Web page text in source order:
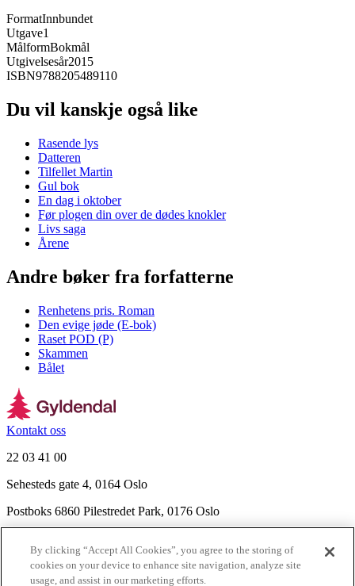
FormatInnbundet
Utgave1
MålformBokmål
Utgivelsesår2015
ISBN9788205489110
Du vil kanskje også like
Rasende lys
Datteren
Tilfellet Martin
Gul bok
En dag i oktober
Før plogen din over de dødes knokler
Livs saga
Årene
Andre bøker fra forfatterne
Renhetens pris. Roman
Den evige jøde (E-bok)
Raset POD (P)
Skammen
Bålet
Kontakt oss
22 03 41 00
Sehesteds gate 4, 0164 Oslo
Postboks 6860 Pilestredet Park, 0176 Oslo
Nyhetsbrev
Ledige stillinger
By clicking “Accept All Cookies”, you agree to the storing of
cookies on your device to enhance site navigation, analyze site
usage, and assist in our marketing efforts.